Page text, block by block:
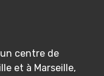
centre de
et à Marseille,